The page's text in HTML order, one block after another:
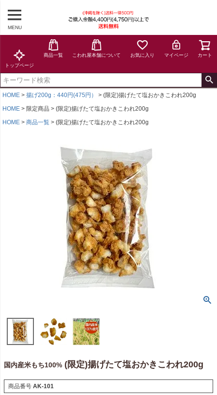
MENU
トップページ
商品一覧 こわれ屋本舗について お気に入り マイページ カート
HOME 揚げ200g：440円(475円）
(限定)揚げたて塩おかきこわれ200g
HOME
限定商品
(限定)揚げたて塩おかきこわれ200g
HOME
商品一覧 (限定)揚げたて塩おかきこわれ200g
国内産米もち100% (限定)揚げたて塩おかきこわれ200g
商品番号 AK-101